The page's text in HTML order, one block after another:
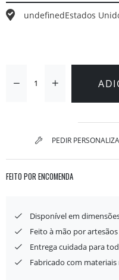
undefinedEstados
PEDIR
FEITO POR ENCOMENDA
Disponível em
Feito à mão por
Entrega cuidada para
Fabricado com